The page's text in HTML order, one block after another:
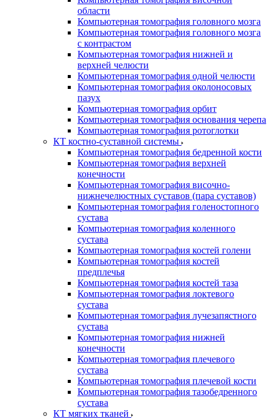
области
Компьютерная томография головного мозга
Компьютерная томография головного мозга
с контрастом
Компьютерная томография нижней и
верхней челюсти
Компьютерная томография одной челюсти
Компьютерная томография околоносовых
пазух
Компьютерная томография орбит
Компьютерная томография основания черепа
Компьютерная томография ротоглотки
КТ костно-суставной системы
Компьютерная томография бедренной кости
Компьютерная томография верхней
конечности
Компьютерная томография височно-
нижнечелюстных суставов (пара суставов)
Компьютерная томография голеностопного
сустава
Компьютерная томография коленного
сустава
Компьютерная томография костей голени
Компьютерная томография костей
предплечья
Компьютерная томография костей таза
Компьютерная томография локтевого
сустава
Компьютерная томография лучезапястного
сустава
Компьютерная томография нижней
конечности
Компьютерная томография плечевого
сустава
Компьютерная томография плечевой кости
Компьютерная томография тазобедренного
сустава
КТ мягких тканей